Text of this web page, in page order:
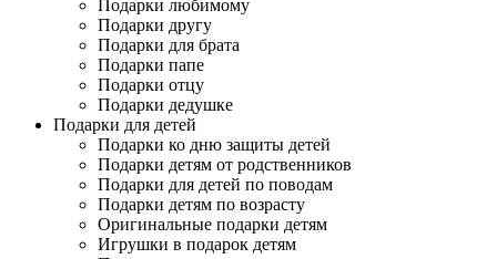
Подарки любимому
Подарки другу
Подарки для брата
Подарки папе
Подарки отцу
Подарки дедушке
Подарки для детей
Подарки ко дню защиты детей
Подарки детям от родственников
Подарки для детей по поводам
Подарки детям по возрасту
Оригинальные подарки детям
Игрушки в подарок детям